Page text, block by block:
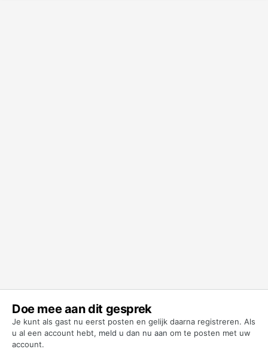
Doe mee aan dit gesprek
Je kunt als gast nu eerst posten en gelijk daarna registreren. Als
u al een account hebt, meld u dan nu aan om te posten met uw
account.